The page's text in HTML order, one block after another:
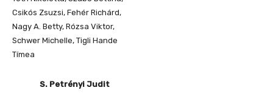
Csikós Zsuzsi, Fehér Richárd,
Nagy A. Betty, Rózsa Viktor,
Schwer Michelle, Tigli Hande
Tímea
S. Petrényi Judit